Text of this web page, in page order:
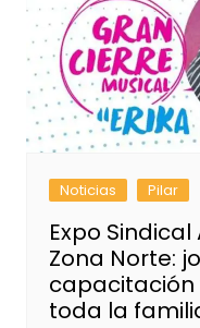
Noticias Pilar
Expo
Zona Norte:
toda la